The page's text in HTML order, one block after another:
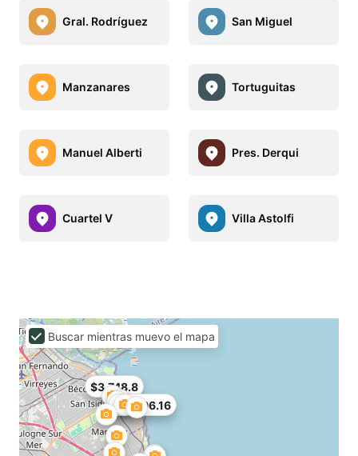
Gral. Rodríguez San Miguel
Manzanares Tortuguitas
Manuel Alberti Pres. Derqui
Cuartel V Villa Astolfi
$3,748.8
$11,996.16
Buscar mientras muevo el mapa